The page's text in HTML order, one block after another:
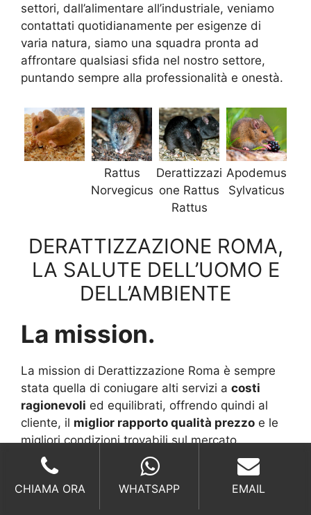
settori, dall’alimentare all’industriale, veniamo
contattati quotidianamente per esigenze di
varia natura, siamo una squadra pronta ad
affrontare qualsiasi sfida nel nostro settore,
puntando sempre alla professionalità e onestà.
Rattus
Norvegicus
Derattizzazi
one Rattus
Rattus
Apodemus
Sylvaticus
DERATTIZZAZIONE ROMA,
LA SALUTE DELL’UOMO E
DELL’AMBIENTE
La mission.
La mission di Derattizzazione Roma è sempre
stata quella di coniugare alti servizi a costi
ragionevoli ed equilibrati, offrendo quindi al
cliente, il miglior rapporto qualità prezzo e le
migliori condizioni trovabili sul mercato.
La derattizzazione
CHIAMA ORA WHATSAPP EMAIL